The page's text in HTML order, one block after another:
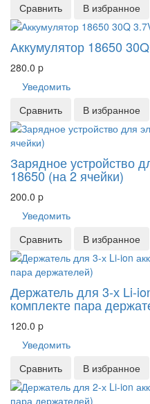
Сравнить
В избранное
Аккумулятор 18650
280.0 p
Уведомить
Сравнить
В избранное
Зарядное устройство
18650 (на 2 ячейки)
200.0 p
Уведомить
Сравнить
В избранное
Держатель для 3-х Li-
комплекте пара
120.0 p
Уведомить
Сравнить
В избранное